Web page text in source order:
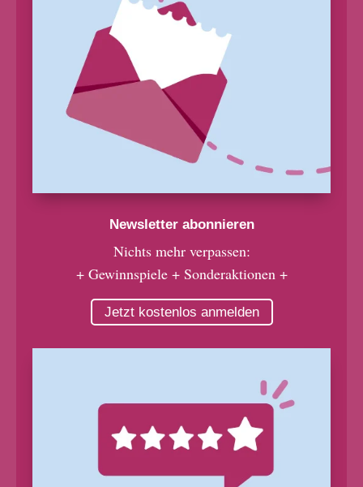
Newsletter abonnieren
Nichts mehr verpassen:
+ Gewinnspiele + Sonderaktionen +
Jetzt kostenlos anmelden